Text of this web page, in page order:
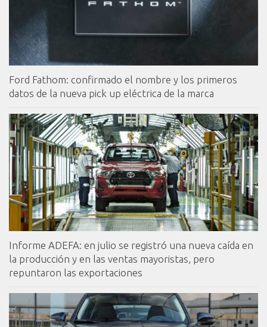
Ford Fathom: confirmado el nombre y los primeros
datos de la nueva pick up eléctrica de la marca
Informe ADEFA: en julio se registró una nueva caída en
la producción y en las ventas mayoristas, pero
repuntaron las exportaciones